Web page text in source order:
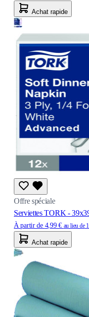
Achat rapide
Offre spéciale
Serviettes TORK -
À partir de 4,99 € au lieu de
Achat rapide